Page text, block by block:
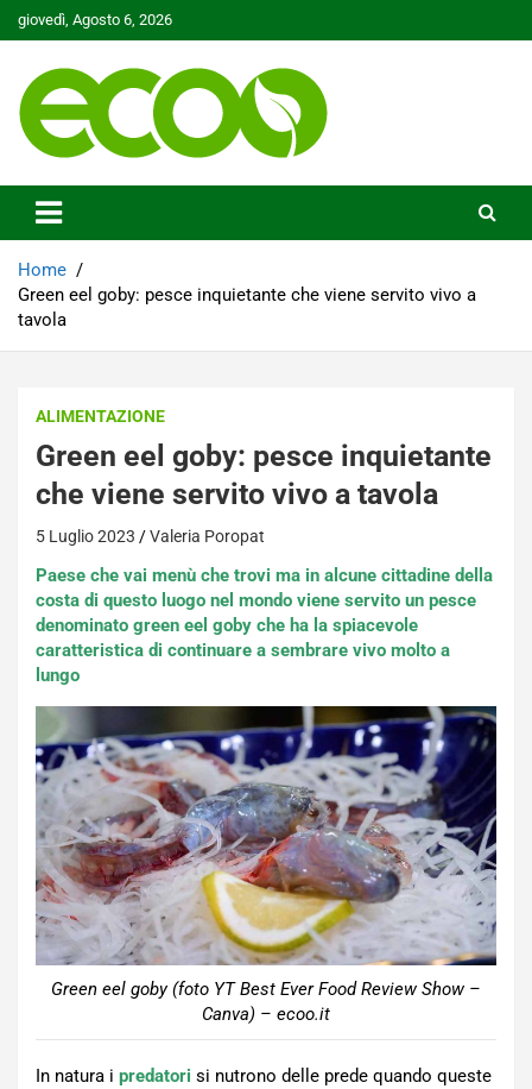
Skip
to
giovedì, Agosto 6, 2026
Ecoo.it
Home
Green eel goby: pesce inquietante che viene servito vivo a
tavola
ALIMENTAZIONE
Green eel goby: pesce inquietante
che viene servito vivo a tavola
5 Luglio 2023 Valeria Poropat
Paese che vai menù che trovi ma in alcune cittadine della
costa di questo luogo nel mondo viene servito un pesce
denominato green eel goby che ha la spiacevole
caratteristica di continuare a sembrare vivo molto a
lungo
Green eel goby (foto YT Best Ever Food Review Show –
Canva) – ecoo.it
In natura i predatori si nutrono delle prede quando queste